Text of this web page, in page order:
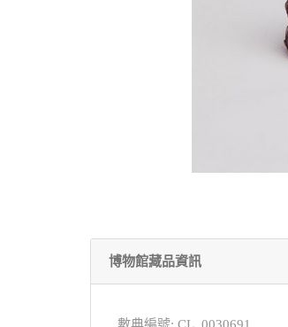
博物館藏品資訊
數典編號: CL_0030691